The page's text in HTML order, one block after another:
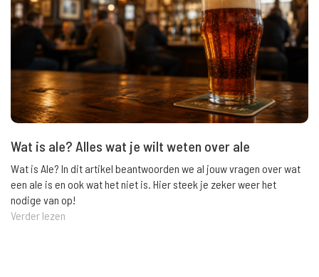
Wat is ale? Alles wat je wilt weten over ale
Wat is Ale? In dit artikel beantwoorden we al jouw vragen over wat
een ale is en ook wat het niet is. Hier steek je zeker weer het
nodige van op!
Verder lezen